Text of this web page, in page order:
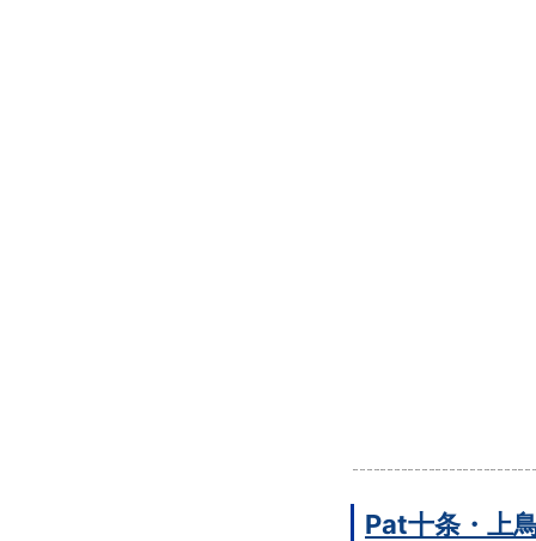
Pat十条・上